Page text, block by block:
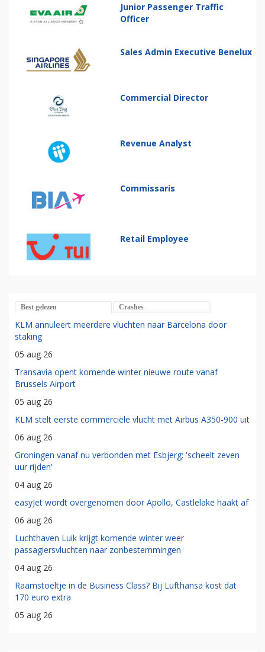
Junior Passenger Traffic
Officer
Sales Admin Executive Benelux
Commercial Director
Revenue Analyst
Commissaris
Retail Employee
Best gelezen Crashes
KLM annuleert meerdere vluchten naar Barcelona door
staking
05 aug 26
Transavia opent komende winter nieuwe route vanaf
Brussels Airport
05 aug 26
KLM stelt eerste commerciële vlucht met Airbus A350-900 uit
06 aug 26
Groningen vanaf nu verbonden met Esbjerg: 'scheelt zeven
uur rijden'
04 aug 26
easyJet wordt overgenomen door Apollo, Castlelake haakt af
06 aug 26
Luchthaven Luik krijgt komende winter weer
passagiersvluchten naar zonbestemmingen
04 aug 26
Raamstoeltje in de Business Class? Bij Lufthansa kost dat
170 euro extra
05 aug 26